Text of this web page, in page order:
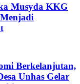
Musyda KKG
Berkelanjutan,
Unhas Gelar